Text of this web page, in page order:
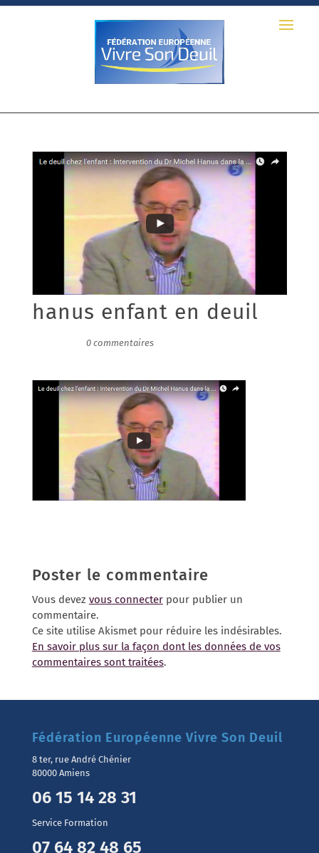
hanus enfant en deuil
0 commentaires
Poster le commentaire
Vous devez vous connecterpour publier un
commentaire.
Ce site utilise Akismet pour réduire les indésirables.
En savoir plus sur la façon dont les données de vos
commentaires sont traitées.
Fédération Européenne Vivre Son Deuil
8 ter, rue André Chénier
80000 Amiens
06 15 14 28 31
Service Formation
07 64 82 48 65